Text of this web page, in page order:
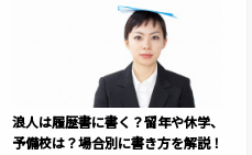
浪人は履歴書に書く？留年や休学、
予備校は？場合別に書き方を解説！